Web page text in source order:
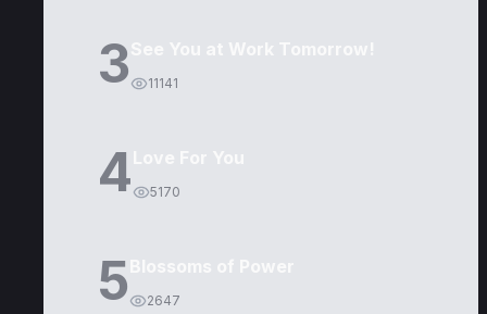
3 11141
4 5170
5 2647